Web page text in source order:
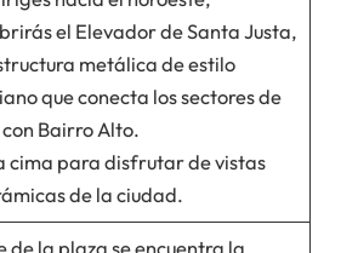
el Elevador de Santa Justa,
metálica de estilo
que conecta los sectores de
Bairro Alto.
cima para disfrutar de vistas
de la ciudad.
de la plaza se encuentra la